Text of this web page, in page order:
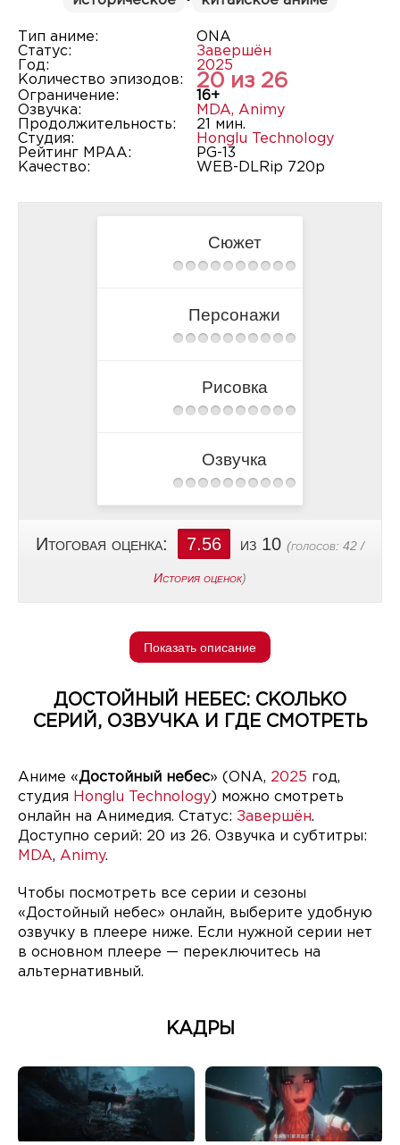
Тип аниме:
ONA
Статус:
Завершён
Год:
2025
Количество эпизодов:
20 из 26
Ограничение:
16+
Озвучка:
MDA, Animy
Продолжительность:
21 мин.
Студия:
Honglu Technology
Рейтинг MPAA:
PG-13
Качество:
WEB-DLRip 720p
Сюжет
Персонажи
Рисовка
Озвучка
Итоговая оценка: 7.56 из 10 (голосов: 42 /
История оценок)
Показать описание
ДОСТОЙНЫЙ НЕБЕС: СКОЛЬКО
СЕРИЙ, ОЗВУЧКА И ГДЕ СМОТРЕТЬ
Аниме «Достойный небес» (ONA, 2025 год,
студия Honglu Technology ) можно смотреть
онлайн на Анимедия. Статус: Завершён.
Доступно серий: 20 из 26. Озвучка и субтитры:
MDA, Animy.
Чтобы посмотреть все серии и сезоны
«Достойный небес» онлайн, выберите удобную
озвучку в плеере ниже. Если нужной серии нет
в основном плеере — переключитесь на
альтернативный.
КАДРЫ